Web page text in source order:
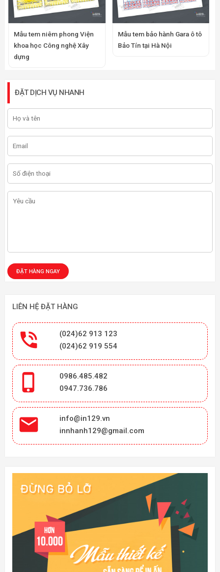
Mẫu tem niêm phong Viện
khoa học Công nghệ Xây
dựng
Mẫu tem bảo hành Gara ô tô
Bảo Tín tại Hà Nội
ĐẶT DỊCH VỤ NHANH
LIÊN HỆ ĐẶT HÀNG

(024)62 913 123
(024)62 919 554

0986.485.482
0947.736.786

info@in129.vn
innhanh129@gmail.com